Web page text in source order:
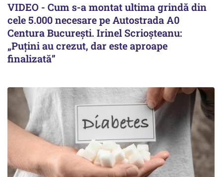
VIDEO - Cum s-a montat ultima grindă din
cele 5.000 necesare pe Autostrada A0
Centura București. Irinel Scrioșteanu:
„Puțini au crezut, dar este aproape
finalizată”